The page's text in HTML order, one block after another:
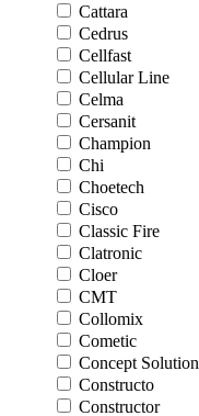
Cattara
Cedrus
Cellfast
Cellular Line
Celma
Cersanit
Champion
Chi
Choetech
Cisco
Classic Fire
Clatronic
Cloer
CMT
Collomix
Cometic
Concept Solution
Constructo
Constructor